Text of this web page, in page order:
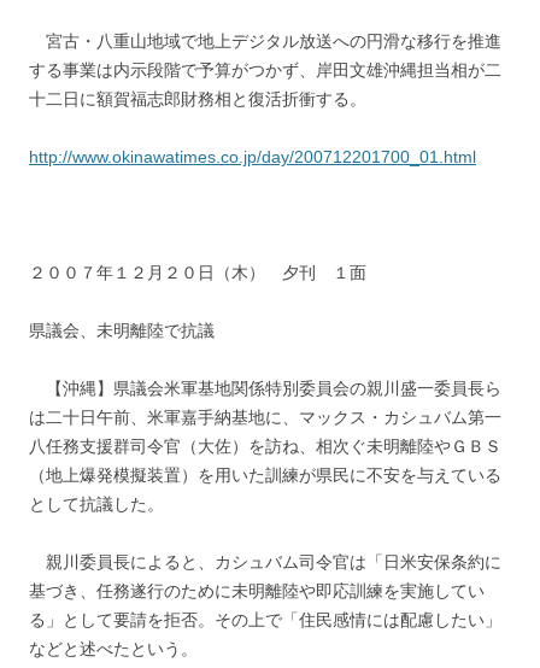
宮古・八重山地域で地上デジタル放送への円滑な移行を推進
する事業は内示段階で予算がつかず、岸田文雄沖縄担当相が二
十二日に額賀福志郎財務相と復活折衝する。
http://www.okinawatimes.co.jp/day/200712201700_01.html
２００７年１２月２０日（木） 夕刊 １面
県議会、未明離陸で抗議
【沖縄】県議会米軍基地関係特別委員会の親川盛一委員長ら
は二十日午前、米軍嘉手納基地に、マックス・カシュバム第一
八任務支援群司令官（大佐）を訪ね、相次ぐ未明離陸やＧＢＳ
（地上爆発模擬装置）を用いた訓練が県民に不安を与えている
として抗議した。
親川委員長によると、カシュバム司令官は「日米安保条約に
基づき、任務遂行のために未明離陸や即応訓練を実施してい
る」として要請を拒否。その上で「住民感情には配慮したい」
などと述べたという。